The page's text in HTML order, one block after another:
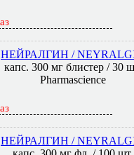
НЕЙРАЛГИН /
капс. 300 мг блистер / 30
Pharmascience
НЕЙРАЛГИН /